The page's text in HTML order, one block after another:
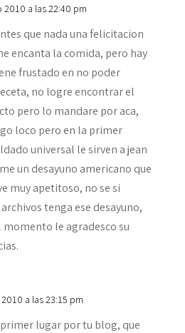
2010 a las 22:40 pm
que nada una felicitacion
encanta la comida, pero hay
frustado en no poder
no logre encontrar el
pero lo mandare por aca,
loco pero en la primer
universal le sirven a jean
un desayuno americano que
muy apetitoso, no se si
tenga ese desayuno,
momento le agradesco su
a las 23:15 pm
lugar por tu blog, que